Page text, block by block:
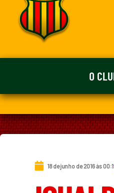
O
18 de junho de 2016 às